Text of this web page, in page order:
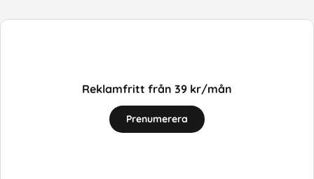
Reklamfritt från 39 kr/mån
Prenumerera